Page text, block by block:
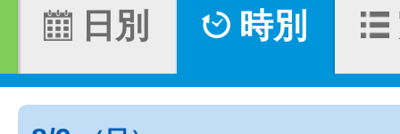
日別 時別